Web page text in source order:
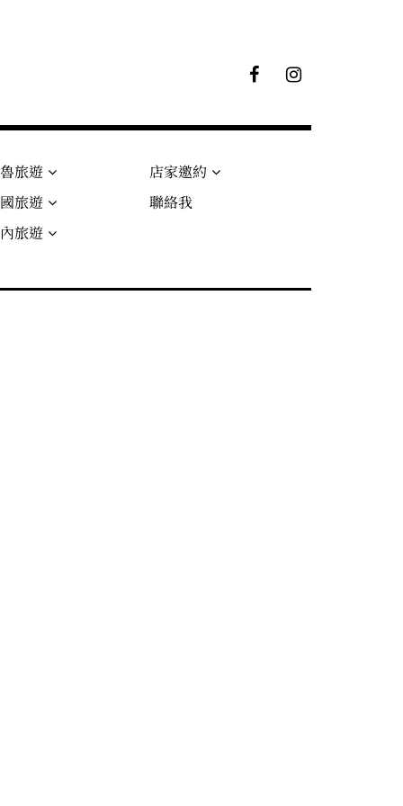
絲
旅遊
旅遊
旅遊
店家邀約
聯絡我